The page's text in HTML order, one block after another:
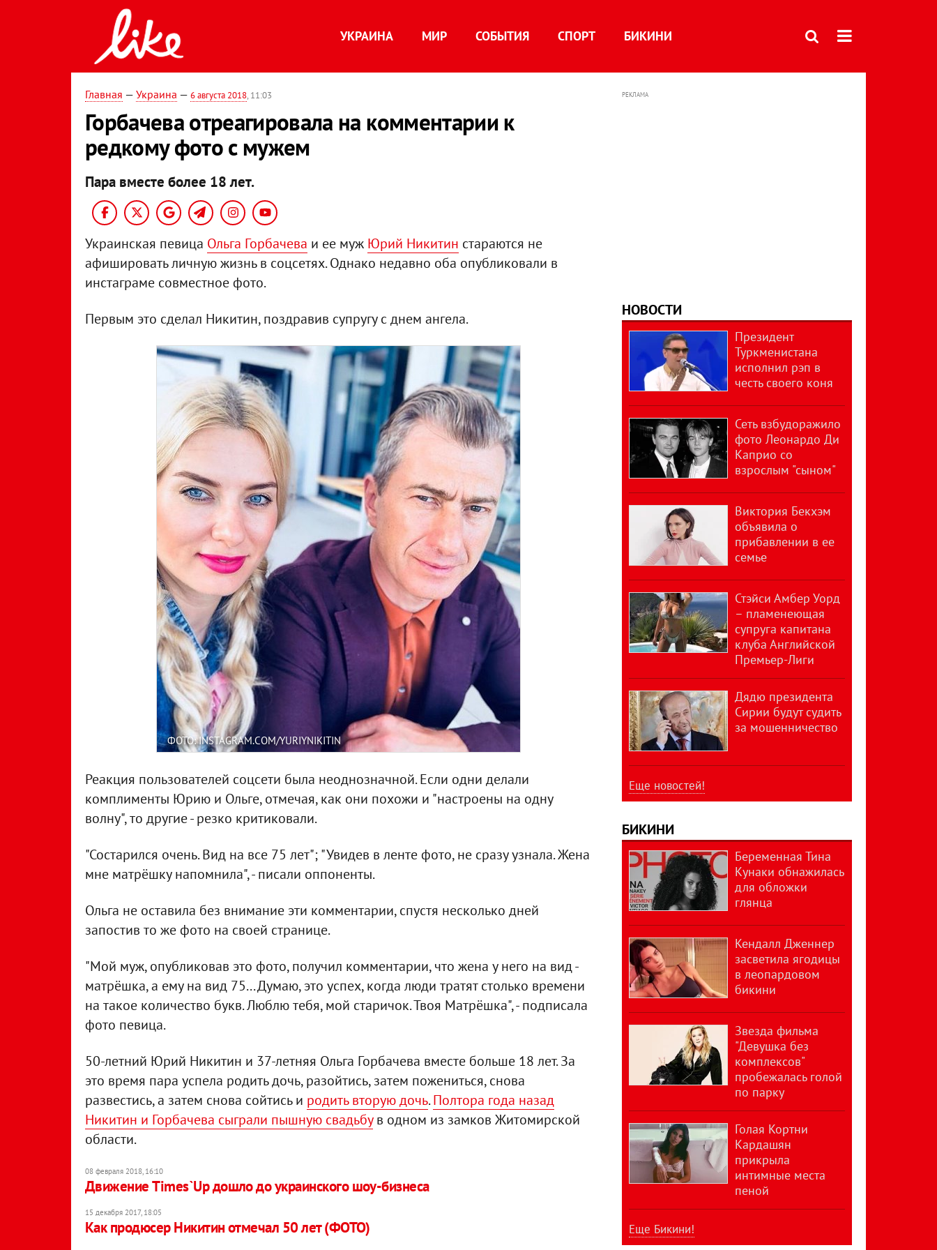
УКРАИНА МИР СОБЫТИЯ СПОРТ БИКИНИ
Главная — Украина — 6 августа 2018, 11:03
Горбачева отреагировала на комментарии к
редкому фото с мужем
Пара вместе более 18 лет.
Украинская певица Ольга Горбачева и ее муж Юрий Никитин стараются не
афишировать личную жизнь в соцсетях. Однако недавно оба опубликовали в
инстаграме совместное фото.
Первым это сделал Никитин, поздравив супругу с днем ангела.
ФОТО: INSTAGRAM.COM/YURIYNIKITIN
Реакция пользователей соцсети была неоднозначной. Если одни делали
комплименты Юрию и Ольге, отмечая, как они похожи и "настроены на одну
волну", то другие - резко критиковали.
"Состарился очень. Вид на все 75 лет"; "Увидев в ленте фото, не сразу узнала. Жена
мне матрёшку напомнила", - писали оппоненты.
Ольга не оставила без внимание эти комментарии, спустя несколько дней
запостив то же фото на своей странице.
"Мой муж, опубликовав это фото, получил комментарии, что жена у него на вид -
матрёшка, а ему на вид 75... Думаю, это успех, когда люди тратят столько времени
на такое количество букв. Люблю тебя, мой старичок. Твоя Матрёшка", - подписала
фото певица.
50-летний Юрий Никитин и 37-летняя Ольга Горбачева вместе больше 18 лет. За
это время пара успела родить дочь, разойтись, затем пожениться, снова
развестись, а затем снова сойтись и родить вторую дочь.Полтора года назад
Никитин и Горбачева сыграли пышную свадьбув одном из замков Житомирской
области.
08 февраля 2018, 16:10
Движение Times`Up дошло до украинского шоу-бизнеса
15 декабря 2017, 18:05
Как продюсер Никитин отмечал 50 лет (ФОТО)
РЕКЛАМА
НОВОСТИ
Президент
Туркменистана
исполнил рэп в
честь своего коня
Сеть взбудоражило
фото Леонардо Ди
Каприо со
взрослым "сыном"
Виктория Бекхэм
объявила о
прибавлении в ее
семье
Стэйси Амбер Уорд
– пламенеющая
супруга капитана
клуба Английской
Премьер-Лиги
Дядю президента
Сирии будут судить
за мошенничество
Еще новостей!
БИКИНИ
Беременная Тина
Кунаки обнажилась
для обложки
глянца
Кендалл Дженнер
засветила ягодицы
в леопардовом
бикини
Звезда фильма
"Девушка без
комплексов"
пробежалась голой
по парку
Голая Кортни
Кардашян
прикрыла
интимные места
пеной
Еще Бикини!